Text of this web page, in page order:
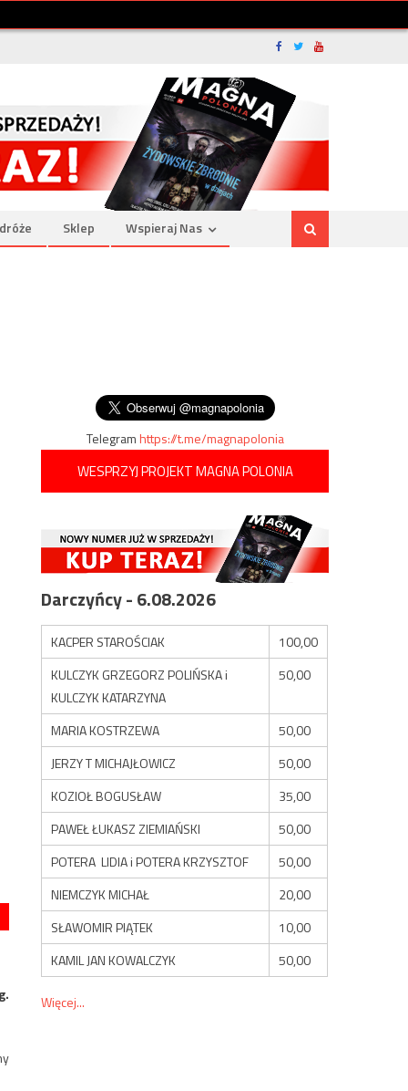
Sklep Wspieraj Nas
Telegramhttps://t.me/magnapolonia
WESPRZYJ PROJEKT MAGNA POLONIA
Darczyńcy - 6.08.2026
KACPER STAROŚCIAK
100,00
KULCZYK GRZEGORZ POLIŃSKA i
KULCZYK KATARZYNA
50,00
MARIA KOSTRZEWA
50,00
JERZY T MICHAJŁOWICZ
50,00
KOZIOŁ BOGUSŁAW
35,00
PAWEŁ ŁUKASZ ZIEMIAŃSKI
50,00
POTERA LIDIA i POTERA KRZYSZTOF
50,00
NIEMCZYK MICHAŁ
20,00
SŁAWOMIR PIĄTEK
10,00
KAMIL JAN KOWALCZYK
50,00
Więcej...